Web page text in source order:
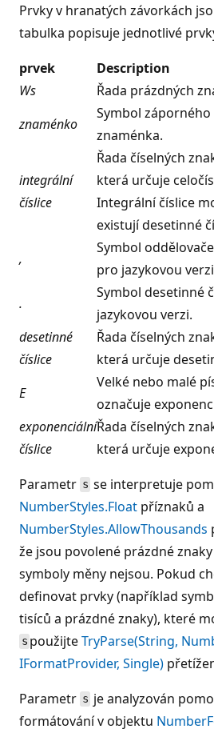
Prvky v hranatých závorkách
tabulka popisuje jednotlivé
prvek
Description
Ws
Řada prázdných
znaménko
Symbol
znaménka.
integrální
číslice
Řada číselných
která určuje
Integrální číslice
existují desetinné
,
Symbol
pro jazykovou
.
Symbol desetinné
jazykovou verzi.
desetinné
číslice
Řada číselných
která určuje
E
Velké nebo malé
označuje
exponenciální
číslice
Řada číselných
která určuje
Parametr s se interpretuje
NumberStyles.Float příznaků a
NumberStyles.AllowThousands
že jsou povolené prázdné
symboly měny nejsou. Pokud
definovat prvky (například
tisíců a prázdné znaky), které
s použijteTryParse(String,
IFormatProvider, Single)
Parametr s je analyzován
formátování v objektu